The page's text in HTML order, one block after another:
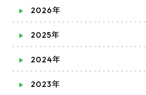
2026年
2025年
2024年
2023年